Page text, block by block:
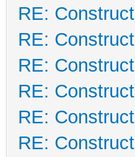
RE:
RE:
RE:
RE:
RE:
RE: